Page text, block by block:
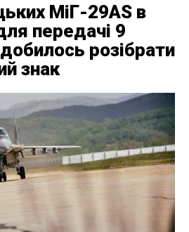
МіГ-29AS в
передачі 9
розібрати
знак